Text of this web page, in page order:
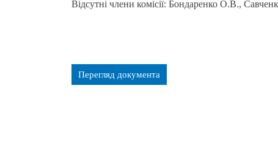
Відсутні члени комісії: Бондаренко О.В.,
Перегляд документа